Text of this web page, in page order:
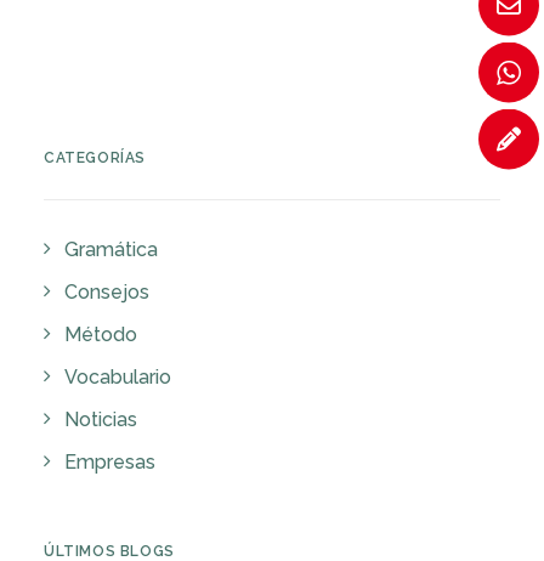
CATEGORÍAS
Gramática
Consejos
Método
Vocabulario
Noticias
Empresas
ÚLTIMOS BLOGS